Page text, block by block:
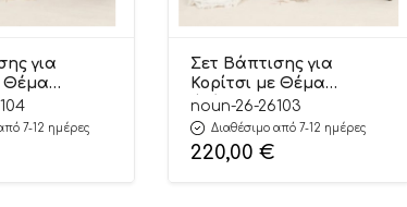
για
Θέμα
Γκλίτερ
Offwhite
7-12 ημέρες
Σετ Βάπτισης για
Κορίτσι με Θέμα
Φιόγκος με
Μονόγραμμα Γκλίτερ
Σάπιο Μήλο-Offwhite
26103
noun-26-26103
Διαθέσιμο από 7-12 ημέρες
220,00 €